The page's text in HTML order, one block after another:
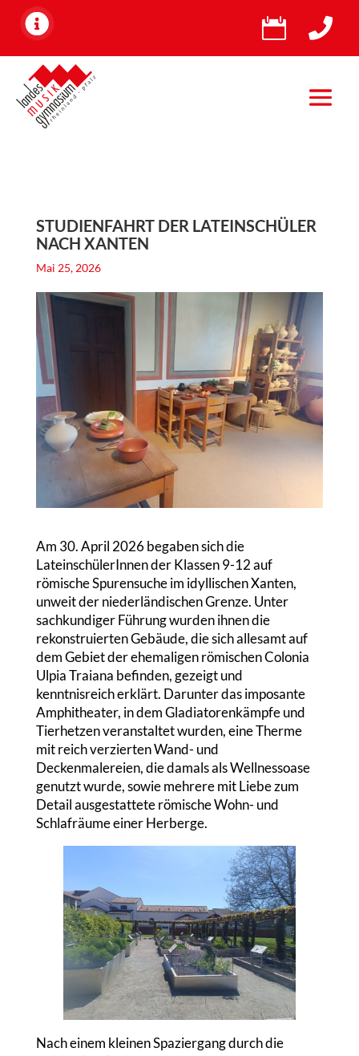
 
STUDIENFAHRT DER LATEINSCHÜLER
NACH XANTEN
Mai 25, 2026
Am 30. April 2026 begaben sich die
LateinschülerInnen der Klassen 9-12 auf
römische Spurensuche im idyllischen Xanten,
unweit der niederländischen Grenze. Unter
sachkundiger Führung wurden ihnen die
rekonstruierten Gebäude, die sich allesamt auf
dem Gebiet der ehemaligen römischen Colonia
Ulpia Traiana befinden, gezeigt und
kenntnisreich erklärt. Darunter das imposante
Amphitheater, in dem Gladiatorenkämpfe und
Tierhetzen veranstaltet wurden, eine Therme
mit reich verzierten Wand- und
Deckenmalereien, die damals als Wellnessoase
genutzt wurde, sowie mehrere mit Liebe zum
Detail ausgestattete römische Wohn- und
Schlafräume einer Herberge.
Nach einem kleinen Spaziergang durch die